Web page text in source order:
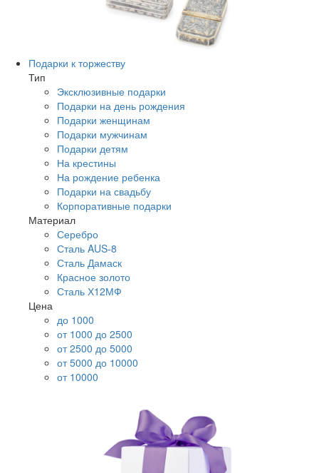
Подарки к торжеству
Тип
Эксклюзивные подарки
Подарки на день рождения
Подарки женщинам
Подарки мужчинам
Подарки детям
На крестины
На рождение ребенка
Подарки на свадьбу
Корпоративные подарки
Материал
Серебро
Сталь AUS-8
Сталь Дамаск
Красное золото
Сталь Х12МФ
Цена
до 1000
от 1000 до 2500
от 2500 до 5000
от 5000 до 10000
от 10000